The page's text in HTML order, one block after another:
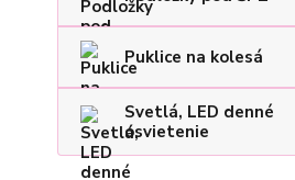
Puklice na kolesá
Svetlá, LED denné
osvietenie